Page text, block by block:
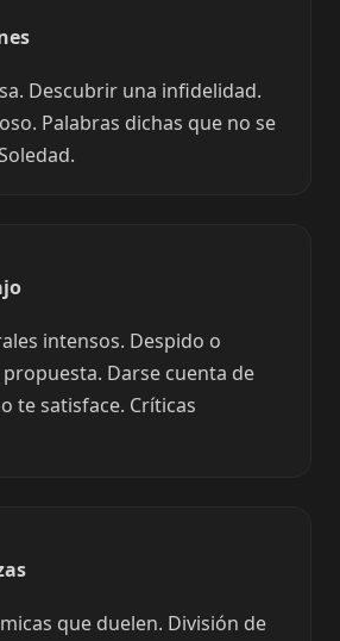
Descubrir una infidelidad.
Palabras dichas que no se
intensos. Despido o
Darse cuenta de
te satisface. Críticas
que duelen. División de